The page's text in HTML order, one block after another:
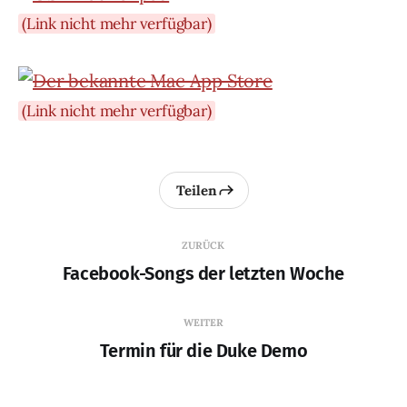
(Link nicht mehr verfügbar)
(Link nicht mehr verfügbar)
ZURÜCK
Facebook-Songs der letzten Woche
Teilen
WEITER
Termin für die Duke Demo